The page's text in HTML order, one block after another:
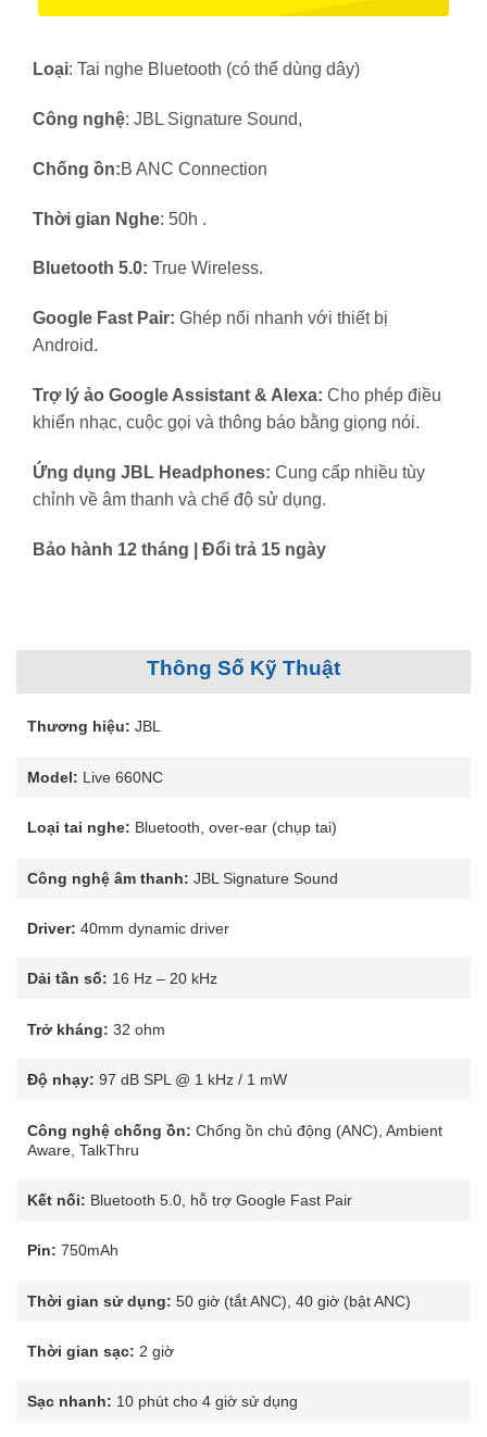
Loại: Tai nghe Bluetooth (có thể dùng dây)
Công nghệ: JBL Signature Sound,
Chống ồn:B ANC Connection
Thời gian Nghe: 50h .
Bluetooth 5.0: True Wireless.
Google Fast Pair: Ghép nối nhanh với thiết bị
Android.
Trợ lý ảo Google Assistant & Alexa: Cho phép điều
khiển nhạc, cuộc gọi và thông báo bằng giọng nói.
Ứng dụng JBL Headphones: Cung cấp nhiều tùy
chỉnh về âm thanh và chế độ sử dụng.
Bảo hành 12 tháng | Đổi trả 15 ngày
Thông Số Kỹ Thuật
Thương hiệu: JBL
Model: Live 660NC
Loại tai nghe: Bluetooth, over-ear (chụp tai)
Công nghệ âm thanh: JBL Signature Sound
Driver: 40mm dynamic driver
Dải tần số: 16 Hz – 20 kHz
Trở kháng: 32 ohm
Độ nhạy: 97 dB SPL @ 1 kHz / 1 mW
Công nghệ chống ồn: Chống ồn chủ động (ANC), Ambient
Aware, TalkThru
Kết nối: Bluetooth 5.0, hỗ trợ Google Fast Pair
Pin: 750mAh
Thời gian sử dụng: 50 giờ (tắt ANC), 40 giờ (bật ANC)
Thời gian sạc: 2 giờ
Sạc nhanh: 10 phút cho 4 giờ sử dụng